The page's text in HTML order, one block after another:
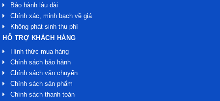
Bảo hành lâu dài
Chính xác, minh bạch về giá
Không phát sinh thu phí
HỖ TRỢ KHÁCH HÀNG
Hình thức mua hàng
Chính sách bảo hành
Chính sách vận chuyển
Chính sách sản phẩm
Chính sách thanh toán